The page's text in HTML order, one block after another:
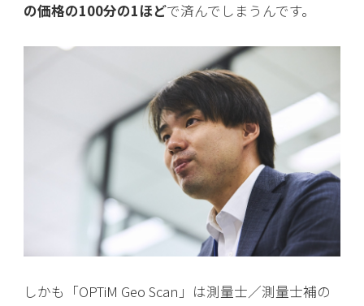
の価格の100分の1ほどで済んでしまうんです。
しかも「OPTiM Geo Scan」は測量士／測量士補の